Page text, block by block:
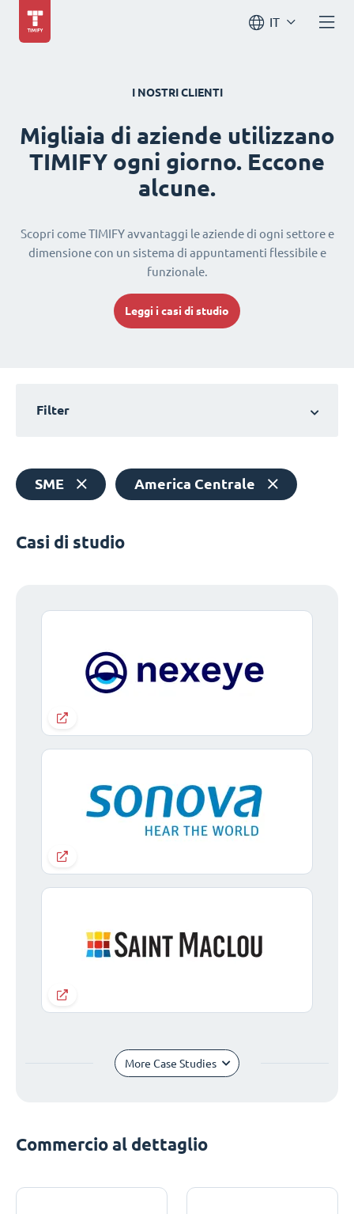
IT
I NOSTRI CLIENTI
Migliaia di aziende utilizzano
TIMIFY ogni giorno. Eccone
alcune.
Scopri come TIMIFY avvantaggi le aziende di ogni settore e
dimensione con un sistema di appuntamenti flessibile e
funzionale.
Leggi i casi di studio
Filter
SME America Centrale
Casi di studio
More Case Studies
Commercio al dettaglio